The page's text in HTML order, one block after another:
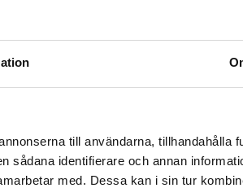
till användarna, tillhandahålla
sådana identifierare och annan
med. Dessa kan i sin tur
Ädelmetall
Vikt ca (gram)